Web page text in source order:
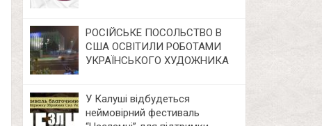
РОСІЙСЬКЕ ПОСОЛЬСТВО В
США ОСВІТИЛИ РОБОТАМИ
УКРАЇНСЬКОГО ХУДОЖНИКА
У Калуші відбудеться
неймовірний фестиваль